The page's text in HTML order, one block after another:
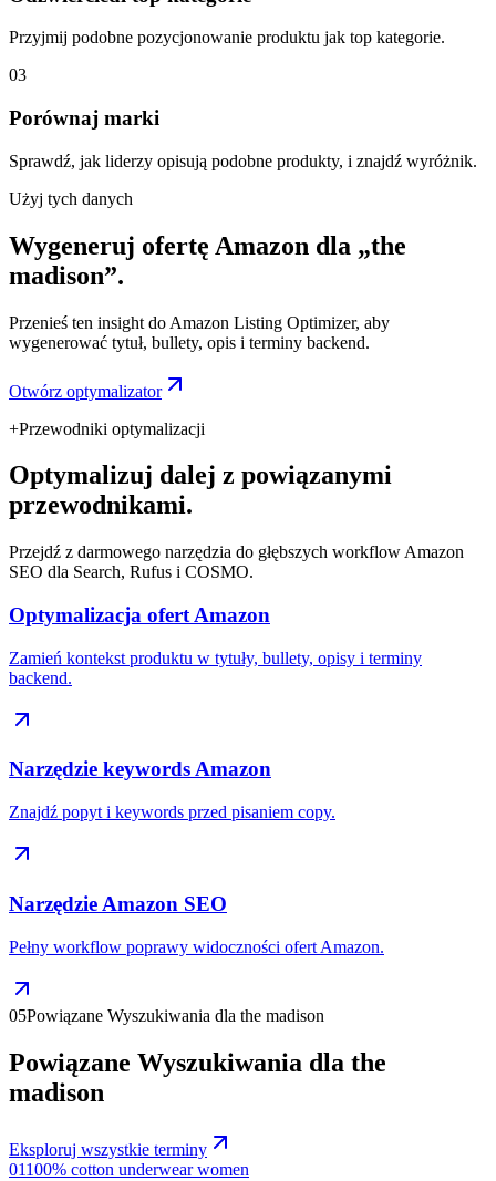
Przyjmij podobne pozycjonowanie produktu jak top kategorie.
03
Porównaj marki
Sprawdź, jak liderzy opisują podobne produkty, i znajdź wyróżnik.
Użyj tych danych
Wygeneruj ofertę Amazon dla „the
madison”.
Przenieś ten insight do Amazon Listing Optimizer, aby
wygenerować tytuł, bullety, opis i terminy backend.
Otwórz optymalizator
+Przewodniki optymalizacji
Optymalizuj dalej z powiązanymi
przewodnikami.
Przejdź z darmowego narzędzia do głębszych workflow Amazon
SEO dla Search, Rufus i COSMO.
Optymalizacja ofert Amazon
Zamień kontekst produktu w tytuły, bullety, opisy i terminy
backend.
Narzędzie keywords Amazon
Znajdź popyt i keywords przed pisaniem copy.
Narzędzie Amazon SEO
Pełny workflow poprawy widoczności ofert Amazon.
05Powiązane Wyszukiwania dla the madison
Powiązane Wyszukiwania dla the
madison
Eksploruj wszystkie terminy
01100% cotton underwear women